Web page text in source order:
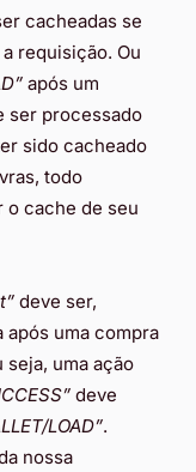
cacheadas se
requisição. Ou
após um
ser processado
sido cacheado
todo
o cache de seu
deve ser,
uma compra
uma ação
deve
LOAD”.
nossa